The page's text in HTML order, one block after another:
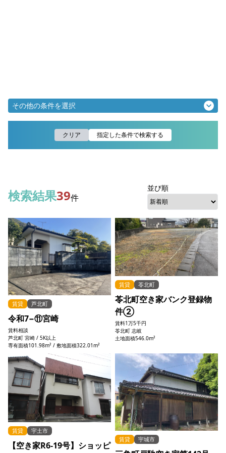
その他の条件を選択
クリア 指定した条件で検索する
検索結果39件
並び順
賃貸 芦北町
令和7−⑪宮崎
賃料相談
芦北町 宮崎 / 5K以上
専有面積101.98m² / 敷地面積322.01m²
賃貸 苓北町
苓北町空き家バンク登録物
件②
賃料1万5千円
苓北町 志岐
土地面積546.0m²
賃貸 宇土市
【空き家R6-19号】ショッピ
賃貸 宇城市